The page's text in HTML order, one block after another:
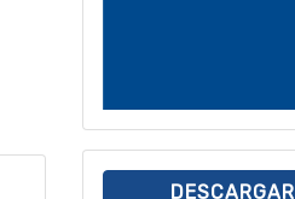
DESCARGAR